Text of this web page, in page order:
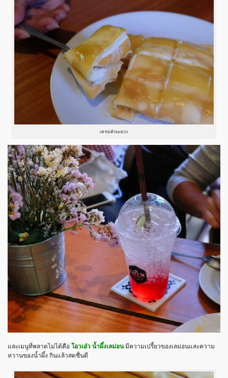
เครปเค้กมะม่วง
และเมนูที่พลาดไม่ได้คือ โอวเอ๋ว น้ำผึ้งเลม่อนมีความเปรี้ยวของเลม่อนและความ
หวานของน้ำผึ้ง กินแล้วสดชื่นดี